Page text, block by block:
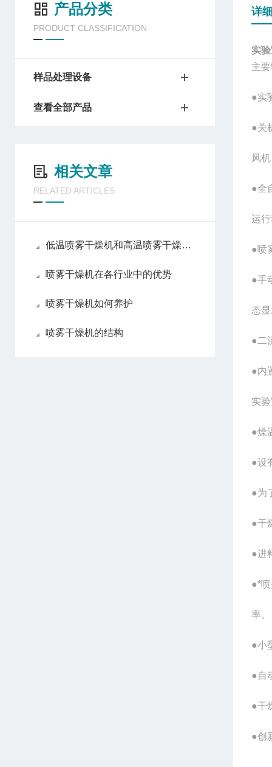
产品分类
PRODUCT CLASSIFICATION
样品处理设备
查看全部产品
相关文章
RELATED ARTICLES
低温喷雾干燥机和高温喷雾干燥机各自优点
喷雾干燥机在各行业中的优势
喷雾干燥机如何养护
喷雾干燥机的结构
详
实
主
●实
●关
风
●全
运
●喷
●手
态
●二
●内
实
●燥
●设
●为
●干
●进
●*
率。
●小
●自
●干
●创